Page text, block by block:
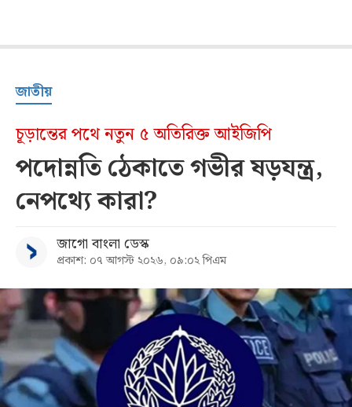
জাতীয়
চূড়ান্তের পথে নতুন ৫ অতিরিক্ত আইজিপি
পদোন্নতি ঠেকাতে গভীর ষড়যন্ত্র,
নেপথ্যে কারা?
জাগো বাংলা ডেস্ক
প্রকাশ: ০৭ আগস্ট ২০২৬, ০৯:০২ পিএম